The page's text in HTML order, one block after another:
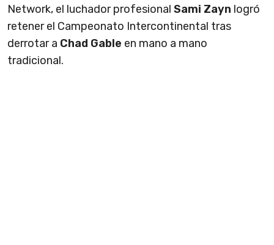
Network, el luchador profesional Sami Zayn logró
retener el Campeonato Intercontinental tras
derrotar a Chad Gable en mano a mano
tradicional.